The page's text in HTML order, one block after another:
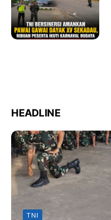
HEADLINE
TNI